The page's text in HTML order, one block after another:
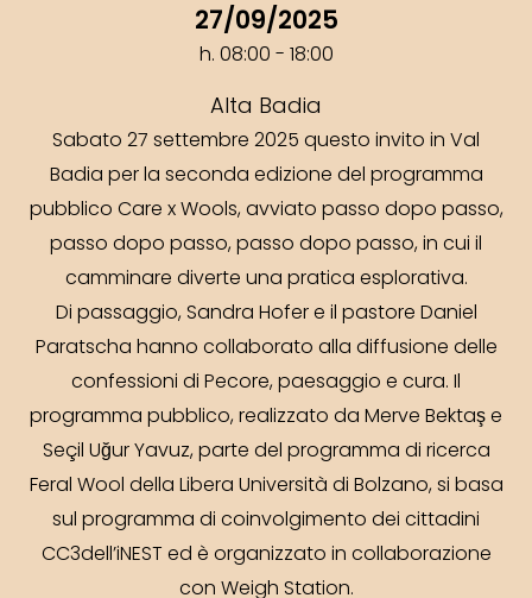
27/09/2025
h. 08:00 - 18:00
Alta Badia
Sabato 27 settembre 2025 questo invito in Val
Badia per la seconda edizione del programma
pubblico Care x Wools, avviato passo dopo passo,
passo dopo passo, passo dopo passo, in cui il
camminare diverte una pratica esplorativa.
Di passaggio, Sandra Hofer e il pastore Daniel
Paratscha hanno collaborato alla diffusione delle
confessioni di Pecore, paesaggio e cura. Il
programma pubblico, realizzato da Merve Bektaş e
Seçil Uğur Yavuz, parte del programma di ricerca
Feral Wool della Libera Università di Bolzano, si basa
sul programma di coinvolgimento dei cittadini
CC3dell’iNEST ed è organizzato in collaborazione
con Weigh Station.